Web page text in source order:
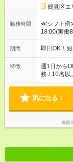
鶴見区エ
勤務時間
≪シフト例
18:00(実働
期間 即日OK！
特徴 週1日から
務 / 10名以
気になる！
掲載